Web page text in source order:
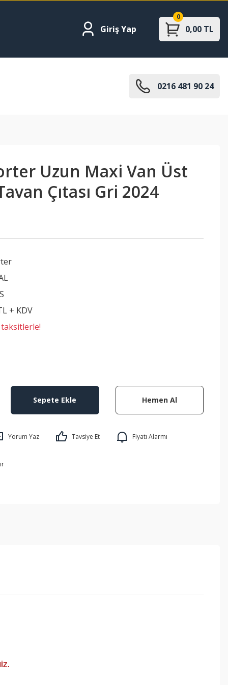
Giriş Yap 0,00 TL
0
0216 481 90 24
Uzun Maxi Van Üst
Çıtası Gri 2024
+ KDV
Sepete Ekle Hemen Al
Yorum Yaz Tavsiye Et Fiyatı Alarmı